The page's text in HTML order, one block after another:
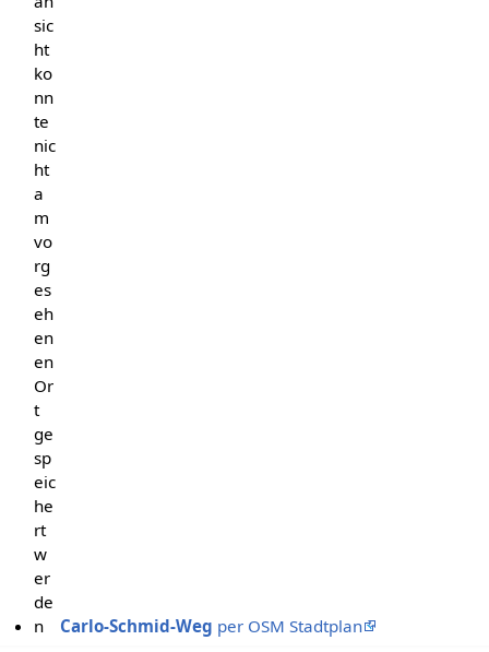
sic
ht
ko
nn
te
nic
ht
a
m
vo
rg
es
eh
en
en
Or
t
ge
sp
eic
he
rt
w
er
de
n
Carlo-Schmid-Weg per OSM Stadtplan